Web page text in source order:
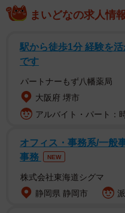
【つんこプロフィール】
T162・B88W62H89 学生
活動後、2019年に音楽プ
燐舞曲の「三宅葵依」役
まいどなの求人情
駅から徒歩1分 経験を
です
パートナーもず八幡薬局
大阪府 堺市
アルバイト・パート：
オフィス・事務系/一般
事務
NEW
株式会社東海道シグマ
静岡県 静岡市